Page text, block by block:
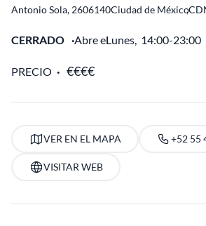
Antonio Sola, 2606140Ciudad de México
,
CERRADO Abre elLunes, 14:00-23:00
PRECIO
VER EN EL MAPA +52 55
VISITAR WEB